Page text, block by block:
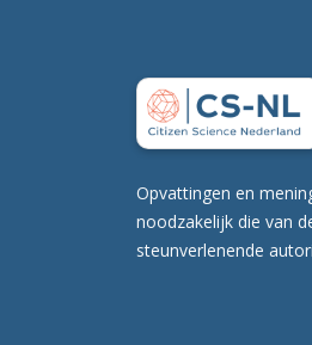
Opvattingen en
noodzakelijk die van
steunverlenende